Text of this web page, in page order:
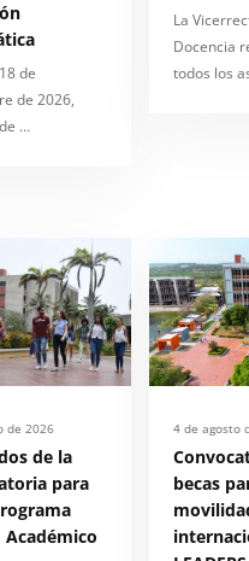
de
de 2026,
…
La
Docencia
todos los
de 2026
de la
para
Académico
4 de agosto
becas